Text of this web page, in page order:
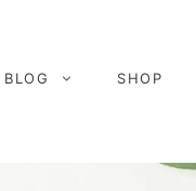
BLOG SHOP